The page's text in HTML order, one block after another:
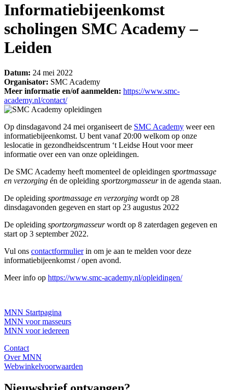
Informatiebijeenkomst
scholingen SMC Academy –
Leiden
Datum: 24 mei 2022
Organisator: SMC Academy
Meer informatie en/of aanmelden: https://www.smc-
academy.nl/contact/
Op dinsdagavond 24 mei organiseert de SMC Academy weer een
informatiebijeenkomst. U bent vanaf 20:00 welkom op onze
leslocatie in gezondheidscentrum ‘t Leidse Hout voor meer
informatie over een van onze opleidingen.
De SMC Academy heeft momenteel de opleidingen sportmassage
en verzorging én de opleiding sportzorgmasseurin de agenda staan.
De opleiding sportmassage en verzorging wordt op 28
dinsdagavonden gegeven en start op 23 augustus 2022
De opleiding sportzorgmasseurwordt op 8 zaterdagen gegeven en
start op 3 september 2022.
Vul ons contactformulierin om je aan te melden voor deze
informatiebijeenkomst / open avond.
Meer info op https://www.smc-academy.nl/opleidingen/
MNN Startpagina
MNN voor masseurs
MNN voor iedereen
Contact
Over MNN
Webwinkelvoorwaarden